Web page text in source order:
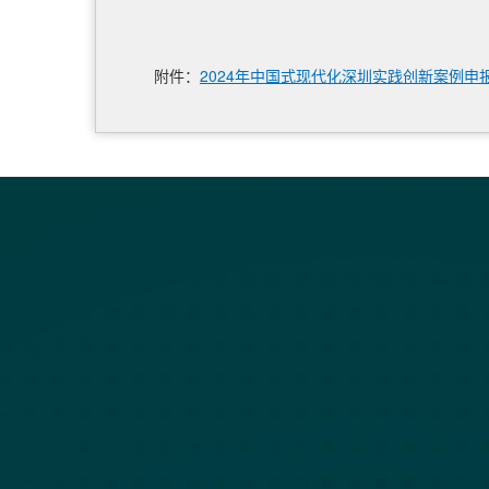
附件： 2024年中国式现代化深圳实践创新案例申